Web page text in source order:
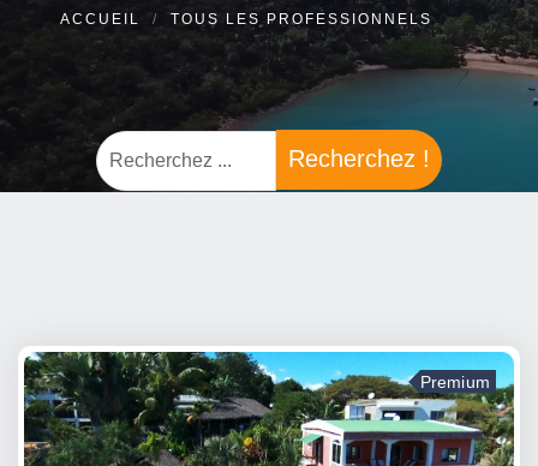
ACCUEIL TOUS LES PROFESSIONNELS
Recherchez !
Premium